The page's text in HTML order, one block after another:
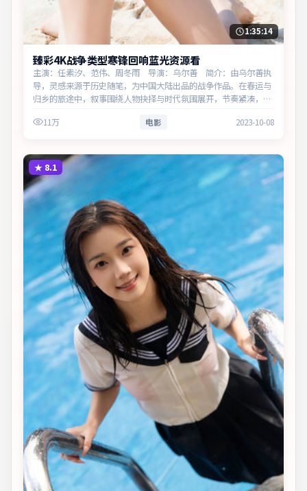
1:35:14
臻彩4K战争类型寒锋回响蓝光资源看
主演：任素汐、范伟、周冬雨 导演：乌尔善 简介：由乌尔善执
导，灵感来源于历史随笔，为中国大陆出品的战争作品。在春运与
归乡的旅途中，叙事围绕人物抉择与时代氛围展开，节奏紧凑，反
11万 电影 2023-10-08
★ 8.1